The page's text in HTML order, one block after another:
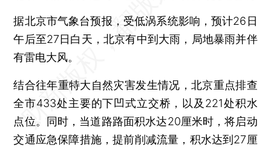
据北京市气象台预报，受低涡系统影响，预计26日
午后至27日白天，北京有中到大雨，局地暴雨并伴
有雷电大风。
结合往年重特大自然灾害发生情况，北京重点排查
全市433处主要的下凹式立交桥，以及221处积水
点位。同时，当道路路面积水达20厘米时，将启动
交通应急保障措施，提前削减流量，积水达到27厘